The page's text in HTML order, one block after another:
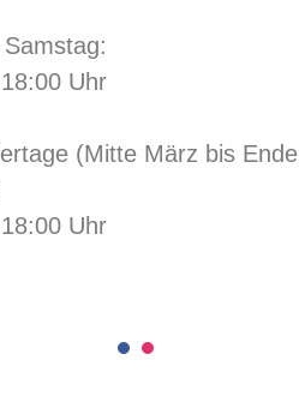
Uhr
(Mitte März bis Ende
Uhr